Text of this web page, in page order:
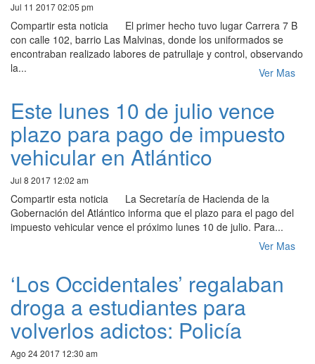
Jul 11 2017 02:05 pm
Compartir esta noticia El primer hecho tuvo lugar Carrera 7 B
con calle 102, barrio Las Malvinas, donde los uniformados se
encontraban realizado labores de patrullaje y control, observando
la...
Ver Mas
Este lunes 10 de julio vence
plazo para pago de impuesto
vehicular en Atlántico
Jul 8 2017 12:02 am
Compartir esta noticia La Secretaría de Hacienda de la
Gobernación del Atlántico informa que el plazo para el pago del
impuesto vehicular vence el próximo lunes 10 de julio. Para...
Ver Mas
‘Los Occidentales’ regalaban
droga a estudiantes para
volverlos adictos: Policía
Ago 24 2017 12:30 am